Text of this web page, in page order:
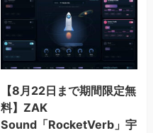
【8月22日まで期間限定無
料】ZAK
Sound「RocketVerb」宇